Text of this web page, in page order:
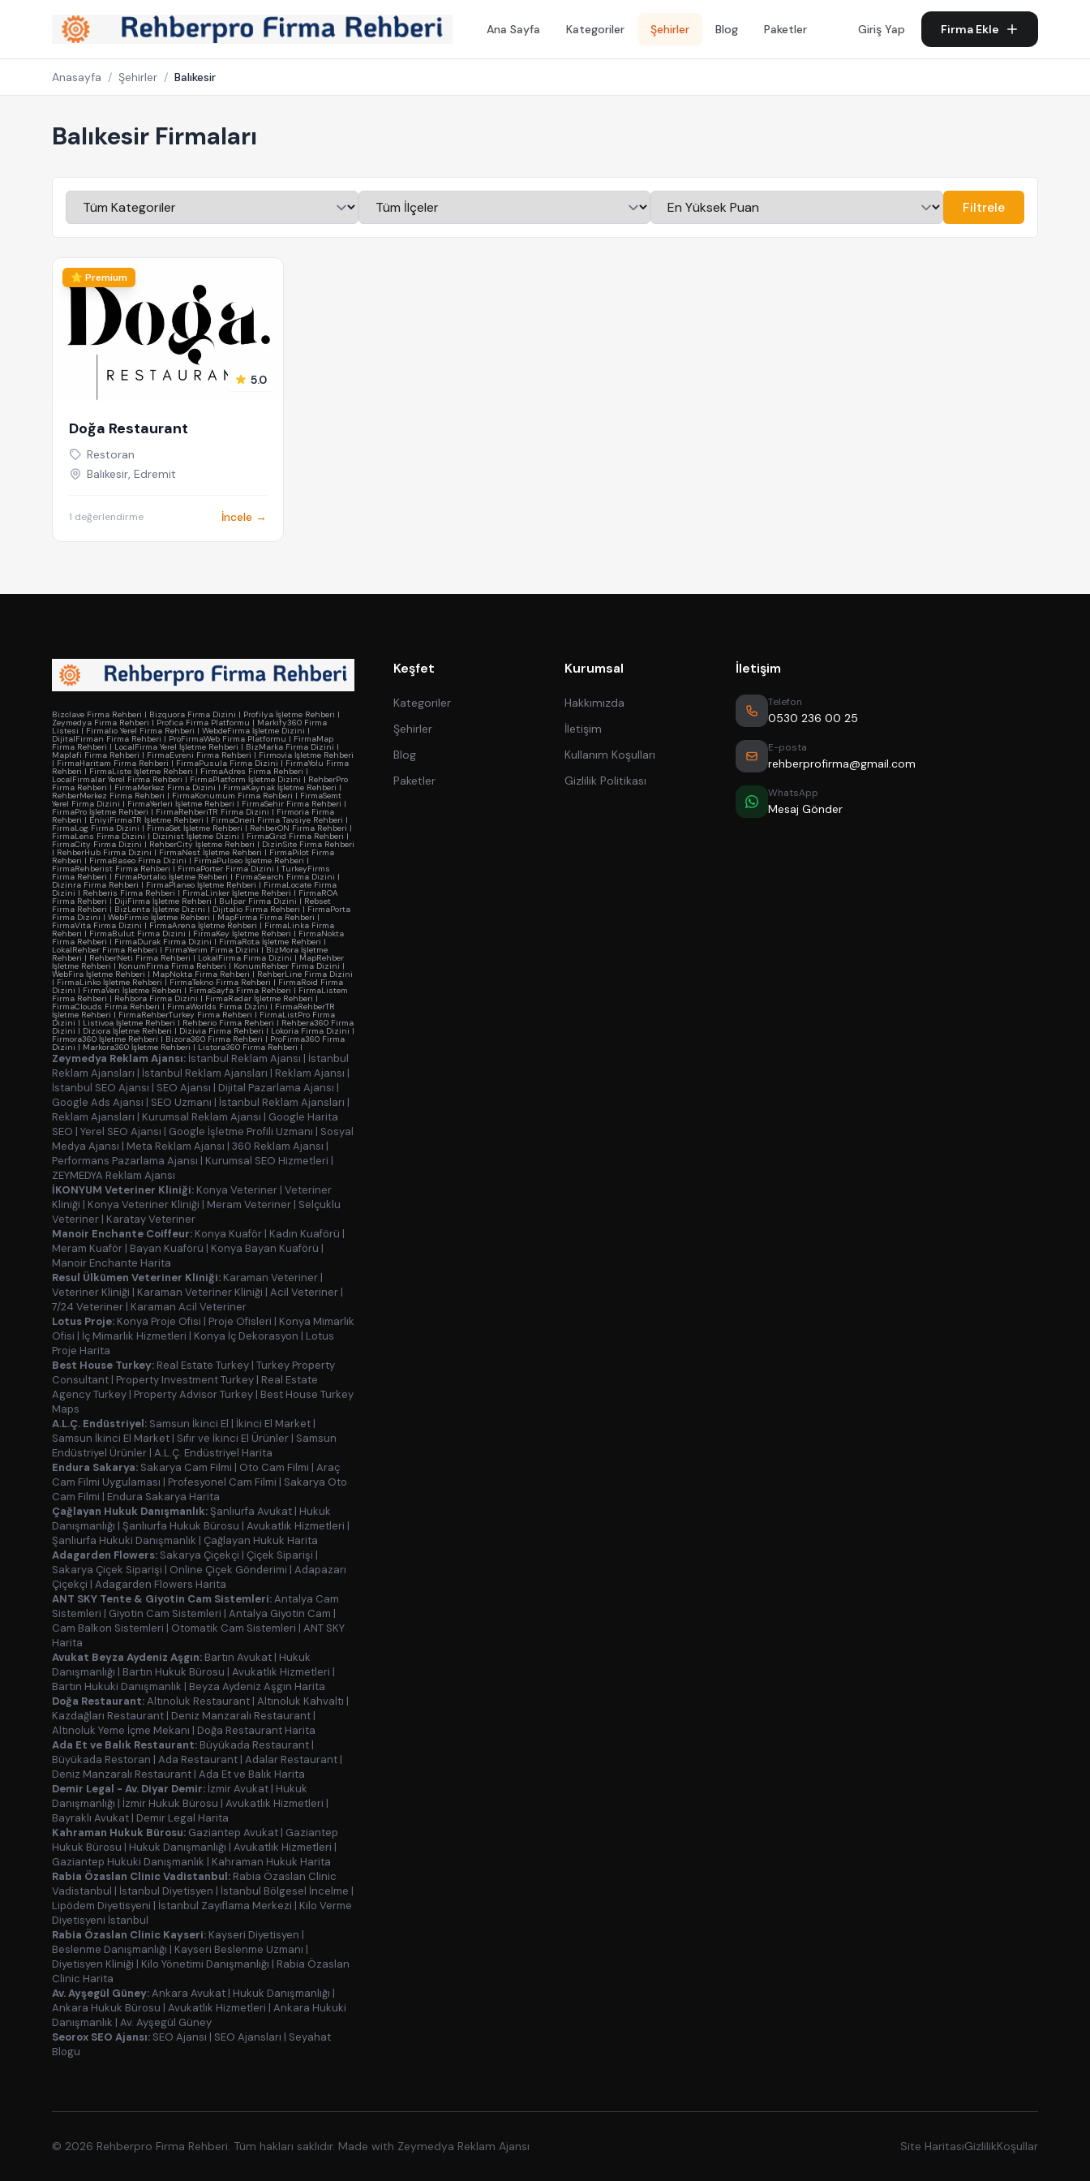
Ana Sayfa Kategoriler Şehirler Blog Paketler Giriş Yap Firma Ekle
Anasayfa / Şehirler / Balıkesir
Balıkesir Firmaları
Filtrele
⭐ Premium
5.0
Doğa Restaurant
Restoran
Balıkesir, Edremit
1 değerlendirme İncele →
Bizclave Firma Rehberi | Bizquora Firma Dizini | Profilya İşletme Rehberi |
Zeymedya Firma Rehberi | Profica Firma Platformu | Markify360 Firma
Listesi | Firmalio Yerel Firma Rehberi | WebdeFirma İşletme Dizini |
DijitalFirman Firma Rehberi | ProFirmaWeb Firma Platformu | FirmaMap
Firma Rehberi | LocalFirma Yerel İşletme Rehberi | BizMarka Firma Dizini |
Maplafi Firma Rehberi | FirmaEvreni Firma Rehberi | Firmovia İşletme Rehberi
| FirmaHaritam Firma Rehberi | FirmaPusula Firma Dizini | FirmaYolu Firma
Rehberi | FirmaListe İşletme Rehberi | FirmaAdres Firma Rehberi |
LocalFirmalar Yerel Firma Rehberi | FirmaPlatform İşletme Dizini | RehberPro
Firma Rehberi | FirmaMerkez Firma Dizini | FirmaKaynak İşletme Rehberi |
RehberMerkez Firma Rehberi | FirmaKonumum Firma Rehberi | FirmaSemt
Yerel Firma Dizini | FirmaYerleri İşletme Rehberi | FirmaSehir Firma Rehberi |
FirmaPro İşletme Rehberi | FirmaRehberiTR Firma Dizini | Firmoria Firma
Rehberi | EniyiFirmaTR İşletme Rehberi | FirmaOneri Firma Tavsiye Rehberi |
FirmaLog Firma Dizini | FirmaSet İşletme Rehberi | RehberON Firma Rehberi |
FirmaLens Firma Dizini | Dizinist İşletme Dizini | FirmaGrid Firma Rehberi |
FirmaCity Firma Dizini | RehberCity İşletme Rehberi | DizinSite Firma Rehberi
| RehberHub Firma Dizini | FirmaNest İşletme Rehberi | FirmaPilot Firma
Rehberi | FirmaBaseo Firma Dizini | FirmaPulseo İşletme Rehberi |
FirmaRehberist Firma Rehberi | FirmaPorter Firma Dizini | TurkeyFirms
Firma Rehberi | FirmaPortalio İşletme Rehberi | FirmaSearch Firma Dizini |
Dizinra Firma Rehberi | FirmaPlaneo İşletme Rehberi | FirmaLocate Firma
Dizini | Rehberis Firma Rehberi | FirmaLinker İşletme Rehberi | FirmaROA
Firma Rehberi | DijiFirma İşletme Rehberi | Bulpar Firma Dizini | Rebset
Firma Rehberi | BizLenta İşletme Dizini | Dijitalio Firma Rehberi | FirmaPorta
Firma Dizini | WebFirmio İşletme Rehberi | MapFirma Firma Rehberi |
FirmaVita Firma Dizini | FirmaArena İşletme Rehberi | FirmaLinka Firma
Rehberi | FirmaBulut Firma Dizini | FirmaKey İşletme Rehberi | FirmaNokta
Firma Rehberi | FirmaDurak Firma Dizini | FirmaRota İşletme Rehberi |
LokalRehber Firma Rehberi | FirmaYerim Firma Dizini |BizMora İşletme
Rehberi | RehberNeti Firma Rehberi | LokalFirma Firma Dizini | MapRehber
İşletme Rehberi | KonumFirma Firma Rehberi | KonumRehber Firma Dizini |
WebFira İşletme Rehberi | MapNokta Firma Rehberi | RehberLine Firma Dizini
| FirmaLinko İşletme Rehberi | FirmaTekno Firma Rehberi | FirmaRoid Firma
Dizini | FirmaVeri İşletme Rehberi | FirmaSayfa Firma Rehberi | FirmaListem
Firma Rehberi | Rehbora Firma Dizini | FirmaRadar İşletme Rehberi |
FirmaClouds Firma Rehberi | FirmaWorlds Firma Dizini | FirmaRehberTR
İşletme Rehberi | FirmaRehberTurkey Firma Rehberi | FirmaListPro Firma
Dizini | Listivoa İşletme Rehberi | Rehberio Firma Rehberi | Rehbera360 Firma
Dizini | Diziora İşletme Rehberi | Dizivia Firma Rehberi | Lokoria Firma Dizini |
Firmora360 İşletme Rehberi | Bizora360 Firma Rehberi | ProFirma360 Firma
Dizini | Markora360 İşletme Rehberi | Listora360 Firma Rehberi |
Zeymedya Reklam Ajansı: İstanbul Reklam Ajansı | İstanbul
Reklam Ajansları | İstanbul Reklam Ajansları | Reklam Ajansı |
İstanbul SEO Ajansı | SEO Ajansı | Dijital Pazarlama Ajansı |
Google Ads Ajansı | SEO Uzmanı | İstanbul Reklam Ajansları |
Reklam Ajansları | Kurumsal Reklam Ajansı | Google Harita
SEO | Yerel SEO Ajansı | Google İşletme Profili Uzmanı | Sosyal
Medya Ajansı | Meta Reklam Ajansı | 360 Reklam Ajansı |
Performans Pazarlama Ajansı | Kurumsal SEO Hizmetleri |
ZEYMEDYA Reklam Ajansı
İKONYUM Veteriner Kliniği: Konya Veteriner | Veteriner
Kliniği | Konya Veteriner Kliniği | Meram Veteriner | Selçuklu
Veteriner | Karatay Veteriner
Manoir Enchante Coiffeur: Konya Kuaför | Kadın Kuaförü |
Meram Kuaför | Bayan Kuaförü | Konya Bayan Kuaförü |
Manoir Enchante Harita
Resul Ülkümen Veteriner Kliniği: Karaman Veteriner |
Veteriner Kliniği | Karaman Veteriner Kliniği | Acil Veteriner |
7/24 Veteriner | Karaman Acil Veteriner
Lotus Proje: Konya Proje Ofisi | Proje Ofisleri | Konya Mimarlık
Ofisi | İç Mimarlık Hizmetleri | Konya İç Dekorasyon | Lotus
Proje Harita
Best House Turkey: Real Estate Turkey | Turkey Property
Consultant | Property Investment Turkey | Real Estate
Agency Turkey | Property Advisor Turkey | Best House Turkey
Maps
A.L.Ç. Endüstriyel: Samsun İkinci El | İkinci El Market |
Samsun İkinci El Market | Sıfır ve İkinci El Ürünler | Samsun
Endüstriyel Ürünler | A.L.Ç. Endüstriyel Harita
Endura Sakarya: Sakarya Cam Filmi | Oto Cam Filmi | Araç
Cam Filmi Uygulaması | Profesyonel Cam Filmi | Sakarya Oto
Cam Filmi | Endura Sakarya Harita
Çağlayan Hukuk Danışmanlık:Şanlıurfa Avukat | Hukuk
Danışmanlığı | Şanlıurfa Hukuk Bürosu | Avukatlık Hizmetleri |
Şanlıurfa Hukuki Danışmanlık | Çağlayan Hukuk Harita
Adagarden Flowers: Sakarya Çiçekçi | Çiçek Siparişi |
Sakarya Çiçek Siparişi | Online Çiçek Gönderimi | Adapazarı
Çiçekçi | Adagarden Flowers Harita
ANT SKY Tente & Giyotin Cam Sistemleri:Antalya Cam
Sistemleri | Giyotin Cam Sistemleri | Antalya Giyotin Cam |
Cam Balkon Sistemleri | Otomatik Cam Sistemleri | ANT SKY
Harita
Avukat Beyza Aydeniz Aşgın: Bartın Avukat | Hukuk
Danışmanlığı | Bartın Hukuk Bürosu | Avukatlık Hizmetleri |
Bartın Hukuki Danışmanlık | Beyza Aydeniz Aşgın Harita
Doğa Restaurant:Altınoluk Restaurant | Altınoluk Kahvaltı |
Kazdağları Restaurant | Deniz Manzaralı Restaurant |
Altınoluk Yeme İçme Mekanı | Doğa Restaurant Harita
Ada Et ve Balık Restaurant: Büyükada Restaurant |
Büyükada Restoran | Ada Restaurant | Adalar Restaurant |
Deniz Manzaralı Restaurant | Ada Et ve Balık Harita
Demir Legal - Av. Diyar Demir: İzmir Avukat | Hukuk
Danışmanlığı | İzmir Hukuk Bürosu | Avukatlık Hizmetleri |
Bayraklı Avukat | Demir Legal Harita
Kahraman Hukuk Bürosu: Gaziantep Avukat | Gaziantep
Hukuk Bürosu | Hukuk Danışmanlığı | Avukatlık Hizmetleri |
Gaziantep Hukuki Danışmanlık | Kahraman Hukuk Harita
Rabia Özaslan Clinic Vadistanbul: Rabia Özaslan Clinic
Vadistanbul | İstanbul Diyetisyen | İstanbul Bölgesel İncelme |
Lipödem Diyetisyeni | İstanbul Zayıflama Merkezi | Kilo Verme
Diyetisyeni İstanbul
Rabia Özaslan Clinic Kayseri: Kayseri Diyetisyen |
Beslenme Danışmanlığı | Kayseri Beslenme Uzmanı |
Diyetisyen Kliniği | Kilo Yönetimi Danışmanlığı | Rabia Özaslan
Clinic Harita
Av. Ayşegül Güney:Ankara Avukat | Hukuk Danışmanlığı |
Ankara Hukuk Bürosu | Avukatlık Hizmetleri | Ankara Hukuki
Danışmanlık | Av. Ayşegül Güney
Seorox SEO Ajansı: SEO Ajansı | SEO Ajansları | Seyahat
Blogu
Keşfet
Kategoriler
Şehirler
Blog
Paketler
Kurumsal
Hakkımızda
İletişim
Kullanım Koşulları
Gizlilik Politikası
İletişim
Telefon
0530 236 00 25
E-posta
rehberprofirma@gmail.com
WhatsApp
Mesaj Gönder
© 2026 Rehberpro Firma Rehberi. Tüm hakları saklıdır. Made with Zeymedya Reklam Ajansı Site HaritasıGizlilikKoşullar